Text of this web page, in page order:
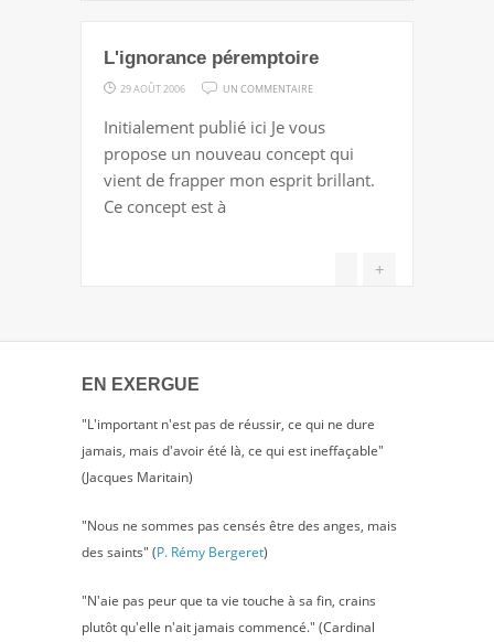
L'ignorance péremptoire
29 AOÛT 2006 UN COMMENTAIRESUR
PÉREMPTOIRE
Initialement publié ici Je vous
propose un nouveau concept qui
vient de frapper mon esprit brillant.
Ce concept est à
+
EN EXERGUE
"L'important n'est pas de réussir, ce qui ne dure
jamais, mais d'avoir été là, ce qui est ineffaçable"
(Jacques Maritain)
"Nous ne sommes pas censés être des anges, mais
des saints" (P. Rémy Bergeret)
"N'aie pas peur que ta vie touche à sa fin, crains
plutôt qu'elle n'ait jamais commencé." (Cardinal